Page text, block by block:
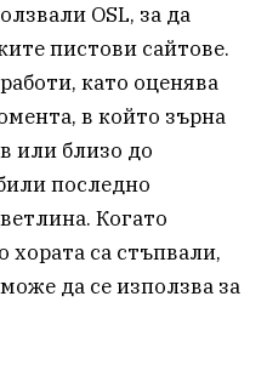
OSL, за да
пистови сайтове.
като оценява
в който зърна
или близо до
последно
Когато
хората са стъпвали,
да се използва за